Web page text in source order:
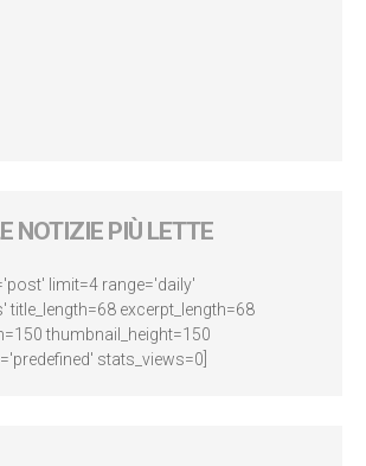
NOTIZIE PIÙ LETTE
limit=4 range='daily'
title_length=68 excerpt_length=68
thumbnail_height=150
stats_views=0]